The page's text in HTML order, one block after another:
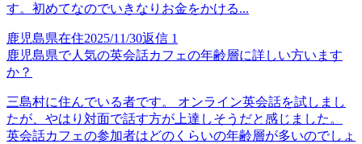
す。初めてなのでいきなりお金をかける...
鹿児島県在住2025/11/30返信 1
鹿児島県で人気の英会話カフェの年齢層に詳しい方います
か？
三島村に住んでいる者です。 オンライン英会話を試しまし
たが、やはり対面で話す方が上達しそうだと感じました。
英会話カフェの参加者はどのくらいの年齢層が多いのでしょ